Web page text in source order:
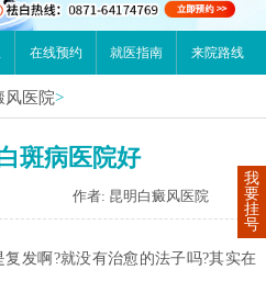
在线预约 就医指南 来院路线
风医院>
斑病医院好
作者: 昆明白癜风医院
发啊?就没有治愈的法子吗?其实在
我
要
挂
号